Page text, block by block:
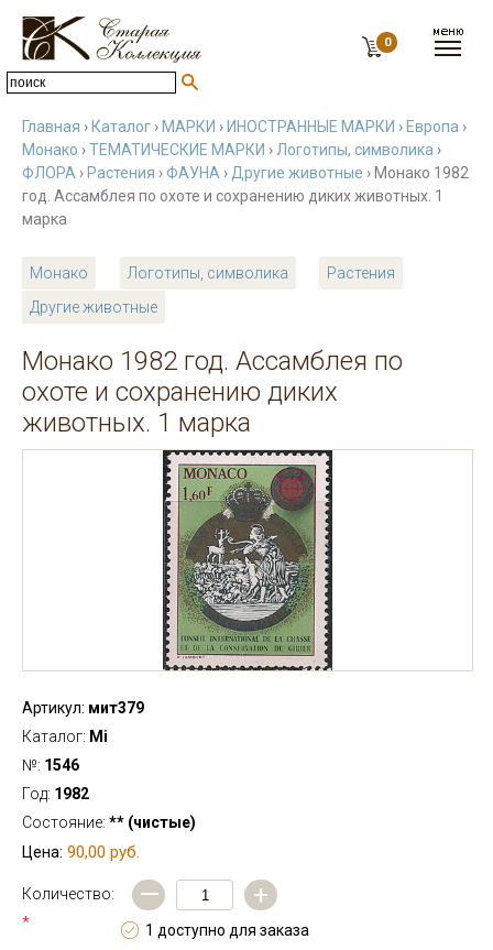
0
Главная › Каталог › МАРКИ › ИНОСТРАННЫЕ МАРКИ › Европа ›
Монако ›ТЕМАТИЧЕСКИЕ МАРКИ › Логотипы, символика ›
ФЛОРА › Растения ›ФАУНА › Другие животные › Монако 1982
год. Ассамблея по охоте и сохранению диких животных. 1
марка
Монако Логотипы, символика
Растения
Другие животные
Монако 1982 год. Ассамблея по
охоте и сохранению диких
животных. 1 марка
Артикул: мит379
Каталог: Mi
№: 1546
Год: 1982
Состояние: ** (чистые)
Цена: 90,00 руб.
Количество:
*
— +
1 доступно для заказа